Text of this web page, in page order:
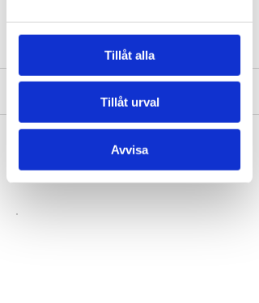
Tillåt alla
Tillåt urval
Avvisa
Berts Dansbandskväll
Skriv en kommentar...